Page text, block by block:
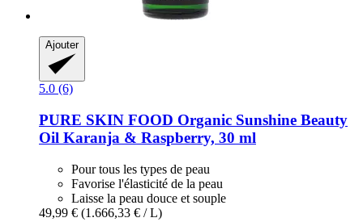
Ajouter
5.0 (6)
PURE SKIN FOOD Organic Sunshine Beauty
Oil Karanja & Raspberry, 30 ml
Pour tous les types de peau
Favorise l'élasticité de la peau
Laisse la peau douce et souple
49,99 € (1.666,33 € / L)